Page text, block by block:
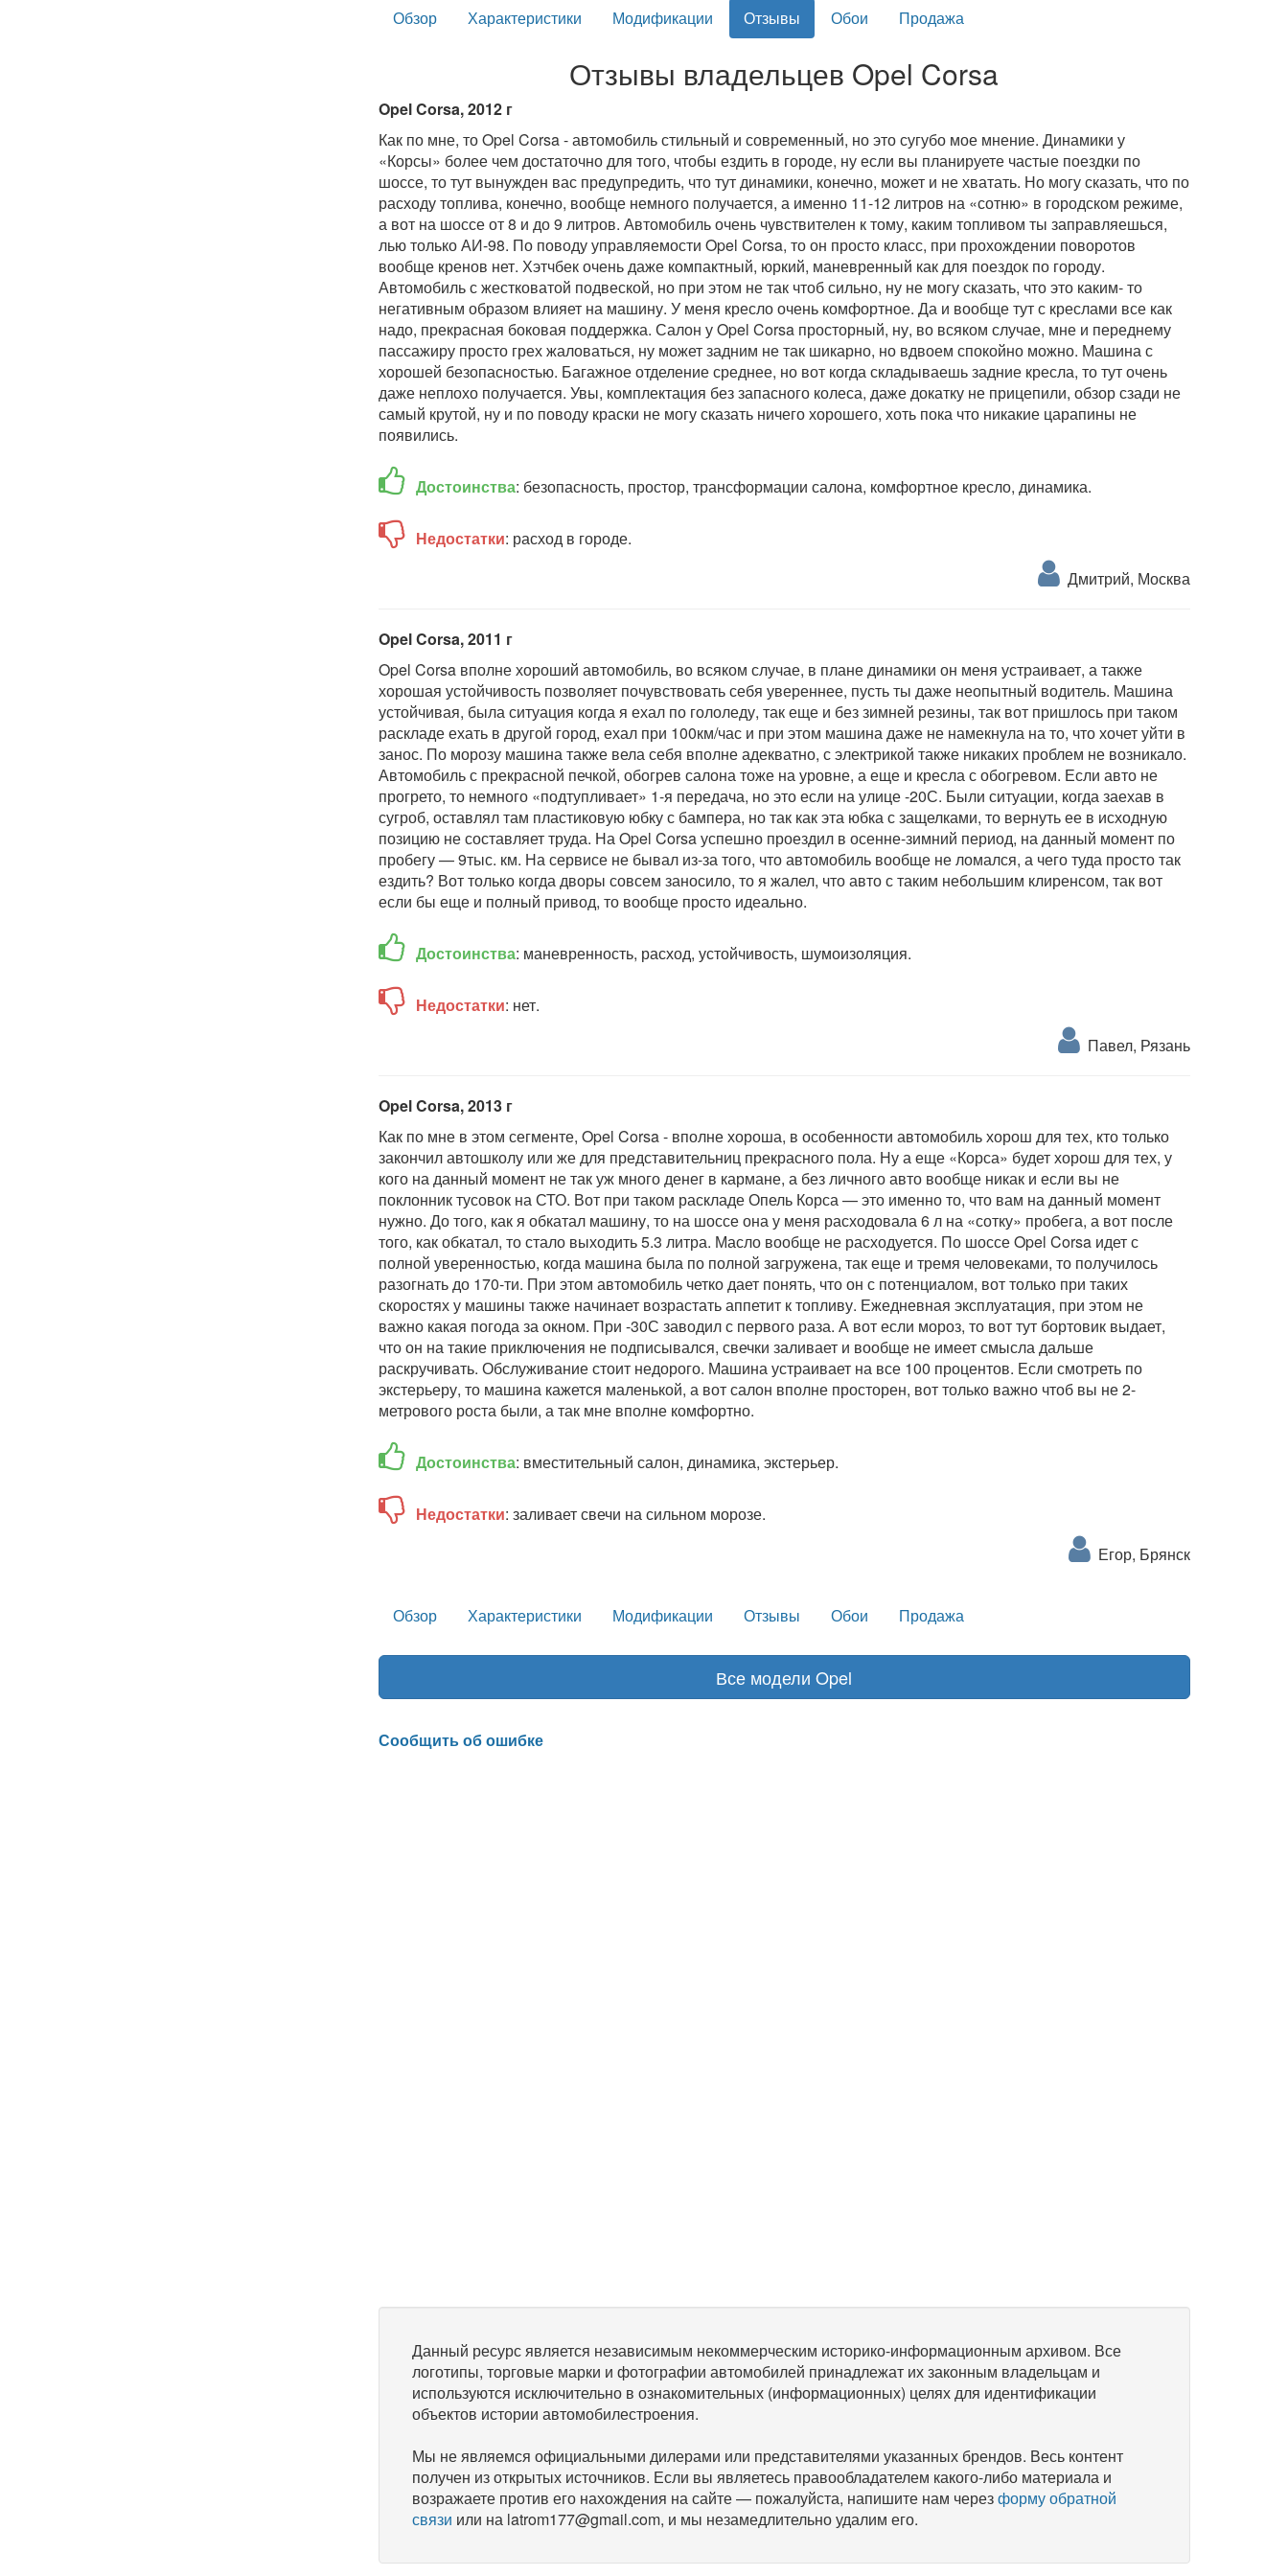
Обзор Характеристики Модификации Отзывы Обои Продажа
Отзывы владельцев Opel Corsa
Opel Corsa, 2012 г
Как по мне, то Opel Corsa - автомобиль стильный и современный, но это сугубо мое мнение. Динамики у
«Корсы» более чем достаточно для того, чтобы ездить в городе, ну если вы планируете частые поездки по
шоссе, то тут вынужден вас предупредить, что тут динамики, конечно, может и не хватать. Но могу сказать, что по
расходу топлива, конечно, вообще немного получается, а именно 11-12 литров на «сотню» в городском режиме,
а вот на шоссе от 8 и до 9 литров. Автомобиль очень чувствителен к тому, каким топливом ты заправляешься,
лью только АИ-98. По поводу управляемости Opel Corsa, то он просто класс, при прохождении поворотов
вообще кренов нет. Хэтчбек очень даже компактный, юркий, маневренный как для поездок по городу.
Автомобиль с жестковатой подвеской, но при этом не так чтоб сильно, ну не могу сказать, что это каким- то
негативным образом влияет на машину. У меня кресло очень комфортное. Да и вообще тут с креслами все как
надо, прекрасная боковая поддержка. Салон у Opel Corsa просторный, ну, во всяком случае, мне и переднему
пассажиру просто грех жаловаться, ну может задним не так шикарно, но вдвоем спокойно можно. Машина с
хорошей безопасностью. Багажное отделение среднее, но вот когда складываешь задние кресла, то тут очень
даже неплохо получается. Увы, комплектация без запасного колеса, даже докатку не прицепили, обзор сзади не
самый крутой, ну и по поводу краски не могу сказать ничего хорошего, хоть пока что никакие царапины не
появились.
Достоинства: безопасность, простор, трансформации салона, комфортное кресло, динамика.
Недостатки: расход в городе.
Дмитрий, Москва
Opel Corsa, 2011 г
Opel Corsa вполне хороший автомобиль, во всяком случае, в плане динамики он меня устраивает, а также
хорошая устойчивость позволяет почувствовать себя увереннее, пусть ты даже неопытный водитель. Машина
устойчивая, была ситуация когда я ехал по гололеду, так еще и без зимней резины, так вот пришлось при таком
раскладе ехать в другой город, ехал при 100км/час и при этом машина даже не намекнула на то, что хочет уйти в
занос. По морозу машина также вела себя вполне адекватно, с электрикой также никаких проблем не возникало.
Автомобиль с прекрасной печкой, обогрев салона тоже на уровне, а еще и кресла с обогревом. Если авто не
прогрето, то немного «подтупливает» 1-я передача, но это если на улице -20С. Были ситуации, когда заехав в
сугроб, оставлял там пластиковую юбку с бампера, но так как эта юбка с защелками, то вернуть ее в исходную
позицию не составляет труда. На Opel Corsa успешно проездил в осенне-зимний период, на данный момент по
пробегу — 9тыс. км. На сервисе не бывал из-за того, что автомобиль вообще не ломался, а чего туда просто так
ездить? Вот только когда дворы совсем заносило, то я жалел, что авто с таким небольшим клиренсом, так вот
если бы еще и полный привод, то вообще просто идеально.
Достоинства: маневренность, расход, устойчивость, шумоизоляция.
Недостатки: нет.
Павел, Рязань
Opel Corsa, 2013 г
Как по мне в этом сегменте, Opel Corsa - вполне хороша, в особенности автомобиль хорош для тех, кто только
закончил автошколу или же для представительниц прекрасного пола. Ну а еще «Корса» будет хорош для тех, у
кого на данный момент не так уж много денег в кармане, а без личного авто вообще никак и если вы не
поклонник тусовок на СТО. Вот при таком раскладе Опель Корса — это именно то, что вам на данный момент
нужно. До того, как я обкатал машину, то на шоссе она у меня расходовала 6 л на «сотку» пробега, а вот после
того, как обкатал, то стало выходить 5.3 литра. Масло вообще не расходуется. По шоссе Opel Corsa идет с
полной уверенностью, когда машина была по полной загружена, так еще и тремя человеками, то получилось
разогнать до 170-ти. При этом автомобиль четко дает понять, что он с потенциалом, вот только при таких
скоростях у машины также начинает возрастать аппетит к топливу. Ежедневная эксплуатация, при этом не
важно какая погода за окном. При -30С заводил с первого раза. А вот если мороз, то вот тут бортовик выдает,
что он на такие приключения не подписывался, свечки заливает и вообще не имеет смысла дальше
раскручивать. Обслуживание стоит недорого. Машина устраивает на все 100 процентов. Если смотреть по
экстерьеру, то машина кажется маленькой, а вот салон вполне просторен, вот только важно чтоб вы не 2-
метрового роста были, а так мне вполне комфортно.
Достоинства: вместительный салон, динамика, экстерьер.
Недостатки: заливает свечи на сильном морозе.
Егор, Брянск
Обзор Характеристики Модификации Отзывы Обои Продажа
Все модели Opel
Сообщить об ошибке
Данный ресурс является независимым некоммерческим историко-информационным архивом. Все
логотипы, торговые марки и фотографии автомобилей принадлежат их законным владельцам и
используются исключительно в ознакомительных (информационных) целях для идентификации
объектов истории автомобилестроения.
Мы не являемся официальными дилерами или представителями указанных брендов. Весь контент
получен из открытых источников. Если вы являетесь правообладателем какого-либо материала и
возражаете против его нахождения на сайте — пожалуйста, напишите нам черезформу обратной
связи или на latrom177@gmail.com, и мы незамедлительно удалим его.